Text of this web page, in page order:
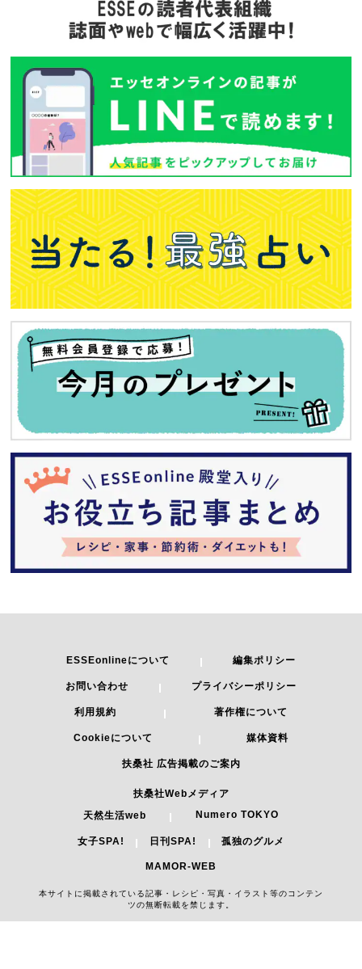
ESSEonlineについて 編集ポリシー
お問い合わせ プライバシーポリシー
利用規約 著作権について
Cookieについて 媒体資料
扶桑社 広告掲載のご案内
扶桑社Webメディア
天然生活web
Numero TOKYO
女子SPA! 日刊SPA! 孤独のグルメ
MAMOR-WEB
本サイトに掲載されている記事・レシピ・写真・イラスト等のコンテン
ツの無断転載を禁じます。